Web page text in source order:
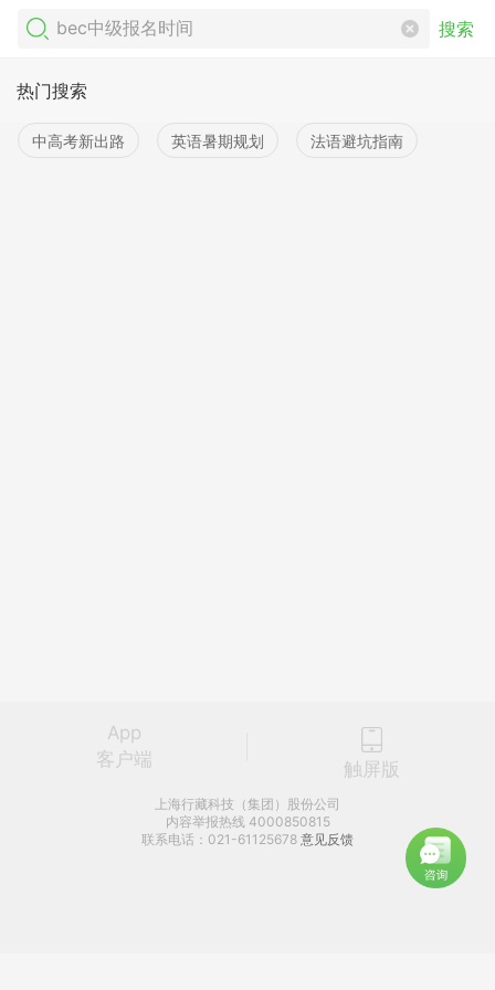
搜索
热门搜索
中高考新出路 英语暑期规划 法语避坑指南
App
客户端
触屏版
上海行藏科技（集团）股份公司
内容举报热线 4000850815
联系电话：021-61125678 意见反馈